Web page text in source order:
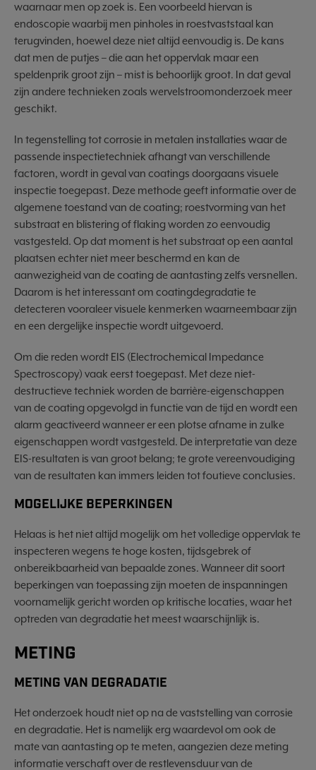
waarnaar men op zoek is. Een voorbeeld hiervan is
endoscopie waarbij men pinholes in roestvaststaal kan
terugvinden, hoewel deze niet altijd eenvoudig is. De kans
dat men de putjes – die aan het oppervlak maar een
speldenprik groot zijn – mist is behoorlijk groot. In dat geval
zijn andere technieken zoals wervelstroomonderzoek meer
geschikt.
In tegenstelling tot corrosie in metalen installaties waar de
passende inspectietechniek afhangt van verschillende
factoren, wordt in geval van coatings doorgaans visuele
inspectie toegepast. Deze methode geeft informatie over de
algemene toestand van de coating; roestvorming van het
substraat en blistering of flaking worden zo eenvoudig
vastgesteld. Op dat moment is het substraat op een aantal
plaatsen echter niet meer beschermd en kan de
aanwezigheid van de coating de aantasting zelfs versnellen.
Daarom is het interessant om coatingdegradatie te
detecteren vooraleer visuele kenmerken waarneembaar zijn
en een dergelijke inspectie wordt uitgevoerd.
Om die reden wordt EIS (Electrochemical Impedance
Spectroscopy) vaak eerst toegepast. Met deze niet-
destructieve techniek worden de barrière-eigenschappen
van de coating opgevolgd in functie van de tijd en wordt een
alarm geactiveerd wanneer er een plotse afname in zulke
eigenschappen wordt vastgesteld. De interpretatie van deze
EIS-resultaten is van groot belang; te grote vereenvoudiging
van de resultaten kan immers leiden tot foutieve conclusies.
MOGELIJKE BEPERKINGEN
Helaas is het niet altijd mogelijk om het volledige oppervlak te
inspecteren wegens te hoge kosten, tijdsgebrek of
onbereikbaarheid van bepaalde zones. Wanneer dit soort
beperkingen van toepassing zijn moeten de inspanningen
voornamelijk gericht worden op kritische locaties, waar het
optreden van degradatie het meest waarschijnlijk is.
METING
METING VAN DEGRADATIE
Het onderzoek houdt niet op na de vaststelling van corrosie
en degradatie. Het is namelijk erg waardevol om ook de
mate van aantasting op te meten, aangezien deze meting
informatie verschaft over de restlevensduur van de